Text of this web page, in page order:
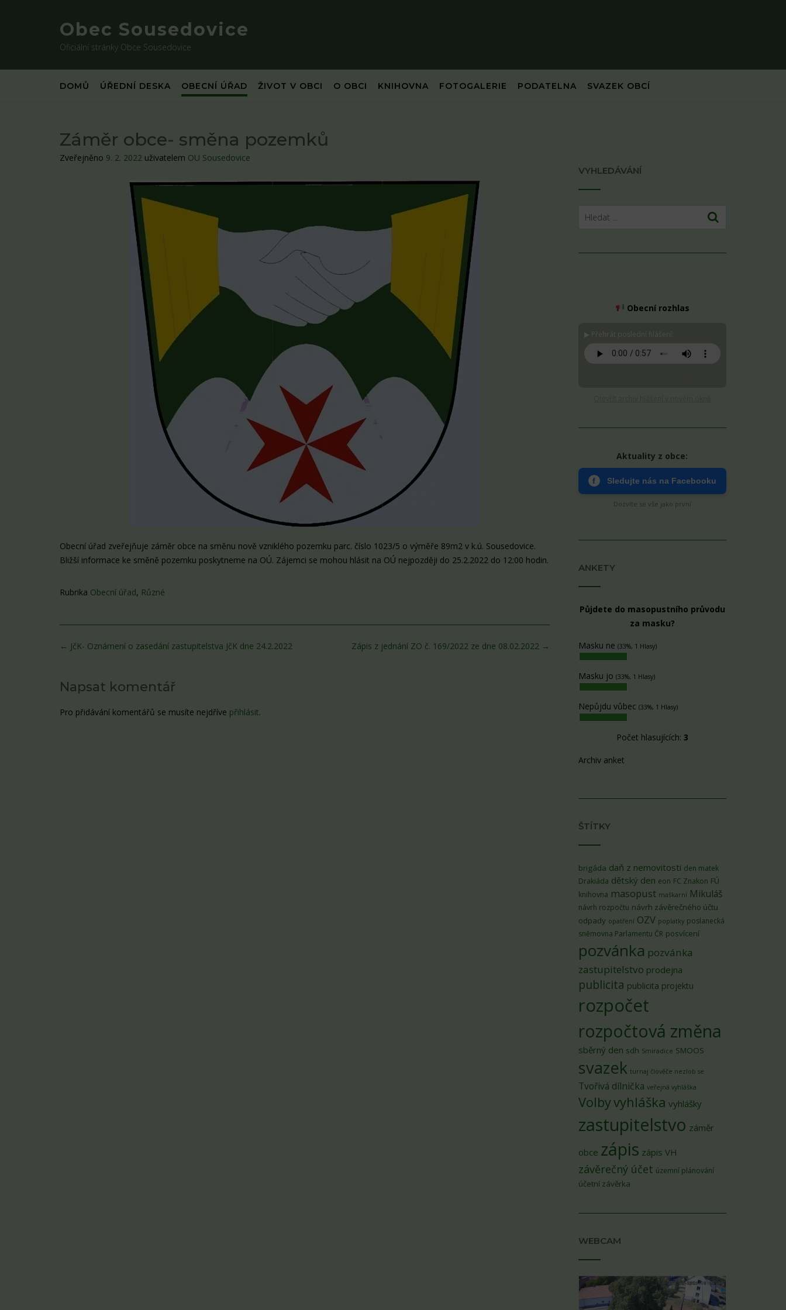
Obec Sousedovice
Oficiální stránky Obce Sousedovice
DOMŮ ÚŘEDNÍ DESKA OBECNÍ ÚŘAD ŽIVOT V OBCI O OBCI KNIHOVNA FOTOGALERIE PODATELNA SVAZEK OBCÍ
Záměr obce- směna pozemků
Zveřejněno 9. 2. 2022 uživatelem OU Sousedovice
Obecní úřad zveřejňuje záměr obce na směnu nově vzniklého pozemku parc. číslo 1023/5 o výměře 89m2 v k.ú. Sousedovice.
Bližší informace ke směně pozemku poskytneme na OÚ. Zájemci se mohou hlásit na OÚ nejpozději do 25.2.2022 do 12:00 hodin.
Rubrika Obecní úřad, Různé
Post
Zápis z jednání ZO č. 169/2022 ze dne 08.02.2022 →
← JčK- Oznámení o zasedání zastupitelstva JčK dne 24.2.2022
Napsat komentář
Pro přidávání komentářů se musíte nejdříve přihlásit.
VYHLEDÁVÁNÍ
Obecní rozhlas
▶ Přehrát poslední hlášení:
Aktuality z obce:
f Sledujte nás na Facebooku
Dozvíte se vše jako první
ANKETY
Půjdete do masopustního průvodu
za masku?
Masku ne (33%, 1 Hlasy)
Masku jo (33%, 1 Hlasy)
Nepůjdu vůbec (33%, 1 Hlasy)
Počet hlasujících: 3
Archiv anket
ŠTÍTKY
brigáda daň z nemovitosti den matek
Drakiáda dětský den eon FC Znakon FÚ
knihovna masopust maškarní Mikuláš
návrh rozpočtu návrh závěrečného účtu
odpady opatření OZV poplatky poslanecká
sněmovna Parlamentu ČR posvícení
pozvánka pozvánka
zastupitelstvo prodejna
publicita publicita projektu
rozpočet
rozpočtová změna
sběrný den sdh Smiradice SMOOS
svazek turnaj člověče nezlob se
Tvořivá dílnička veřejná vyhláška
Volbyvyhláška vyhlášky
zastupitelstvo záměr
obce zápis zápis VH
závěrečný účet územní plánování
účetní závěrka
WEBCAM